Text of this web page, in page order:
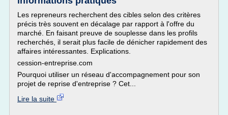
Les repreneurs recherchent des cibles selon des critères
précis très souvent en décalage par rapport à l'offre du
marché. En faisant preuve de souplesse dans les profils
recherchés, il serait plus facile de dénicher rapidement des
affaires intéressantes. Explications.
cession-entreprise.com
Pourquoi utiliser un réseau d'accompagnement pour son
projet de reprise d'entreprise ? Cet...
Lire la suite